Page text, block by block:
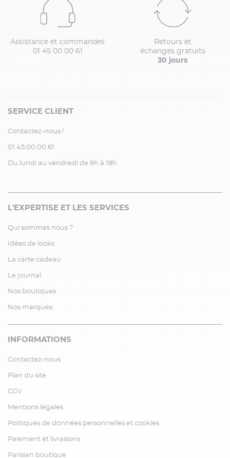
Assistance et commandes
01 45 00 00 61
Retours et
échanges gratuits
30 jours
SERVICE CLIENT
Contactez-nous !
01.45.00.00.61
Du lundi au vendredi de 9h à 18h
L'EXPERTISE ET LES SERVICES
Qui sommes nous ?
Idées de looks
La carte cadeau
Le journal
Nos boutiques
Nos marques
INFORMATIONS
Contactez-nous
Plan du site
CGV
Mentions légales
Politiques de données personnelles et cookies
Paiement et livraisons
Parisian boutique